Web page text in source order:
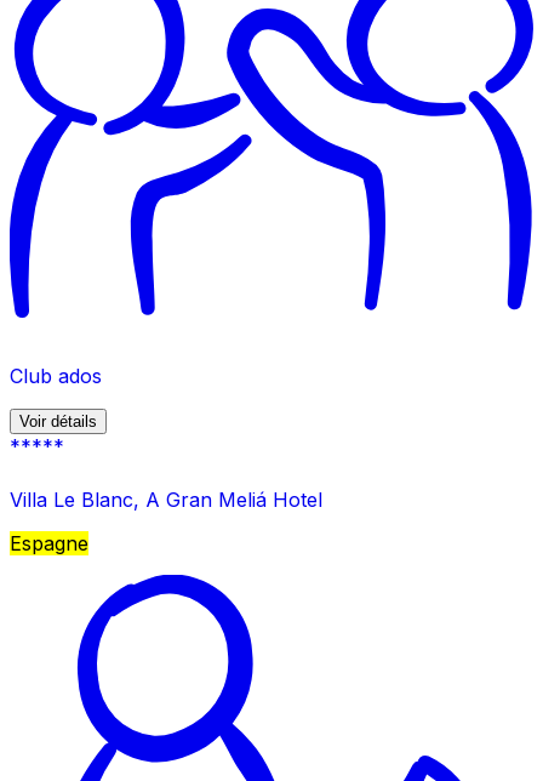
Club ados
Voir détails
*****
Villa Le Blanc, A Gran Meliá Hotel
Espagne